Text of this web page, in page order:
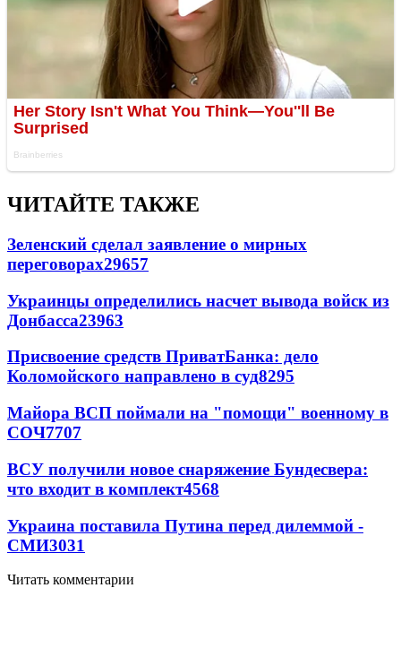
ЧИТАЙТЕ ТАКЖЕ
Зеленский сделал заявление о мирных
переговорах29657
Украинцы определились насчет вывода войск из
Донбасса23963
Присвоение средств ПриватБанка: дело
Коломойского направлено в суд8295
Майора ВСП поймали на "помощи" военному в
СОЧ7707
ВСУ получили новое снаряжение Бундесвера:
что входит в комплект4568
Украина поставила Путина перед дилеммой -
СМИ3031
Читать комментарии